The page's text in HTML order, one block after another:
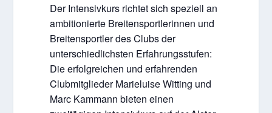
Der Intensivkurs richtet sich speziell an
ambitionierte Breitensportlerinnen und
Breitensportler des Clubs der
unterschiedlichsten Erfahrungsstufen:
Die erfolgreichen und erfahrenden
Clubmitglieder Marieluise Witting und
Marc Kammann bieten einen